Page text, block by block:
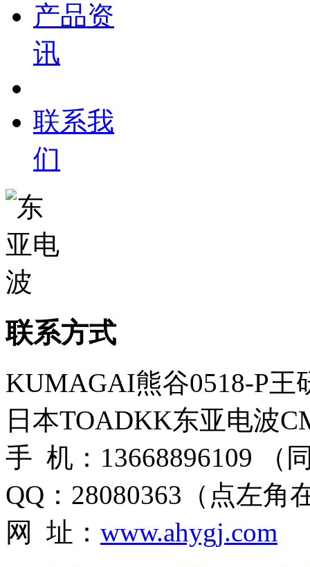
产品资
讯
联系我
们
联系方式
KUMAGAI熊谷0518-P王
日本TOADKK东亚电波
手 机：13668896109 （
QQ：28080363（点左角
网 址： www.ahygj.com